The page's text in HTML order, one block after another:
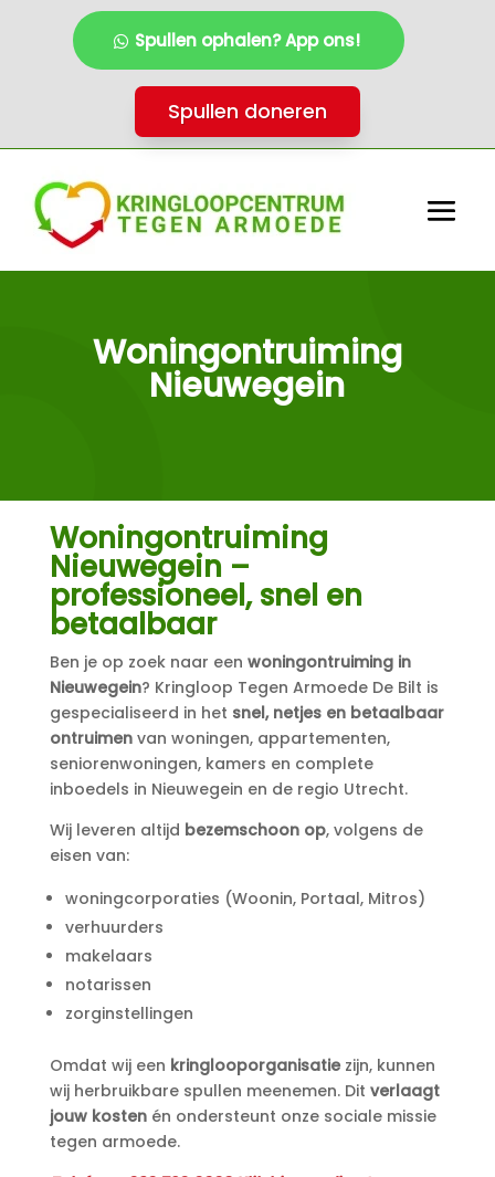
Spullen ophalen? App ons!
Spullen doneren
Woningontruiming
Nieuwegein
Woningontruiming
Nieuwegein –
professioneel, snel en
betaalbaar
Ben je op zoek naar een woningontruiming in
Nieuwegein? Kringloop Tegen Armoede De Bilt is
gespecialiseerd in het snel, netjes en betaalbaar
ontruimenvan woningen, appartementen,
seniorenwoningen, kamers en complete
inboedels in Nieuwegein en de regio Utrecht.
Wij leveren altijd bezemschoon op, volgens de
eisen van:
woningcorporaties (Woonin, Portaal, Mitros)
verhuurders
makelaars
notarissen
zorginstellingen
Omdat wij een kringlooporganisatiezijn, kunnen
wij herbruikbare spullen meenemen. Dit verlaagt
jouw kostenén ondersteunt onze sociale missie
tegen armoede.